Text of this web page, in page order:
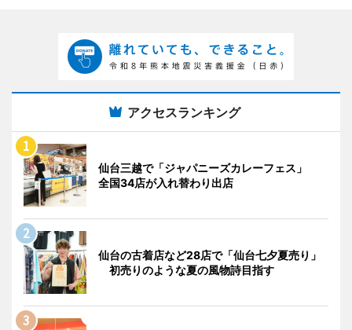
アクセスランキング
仙台三越で「ジャパニーズカレーフェス」
全国34店が入れ替わり出店
仙台の古着店など28店で「仙台七夕夏売り」
初売りのような夏の風物詩目指す